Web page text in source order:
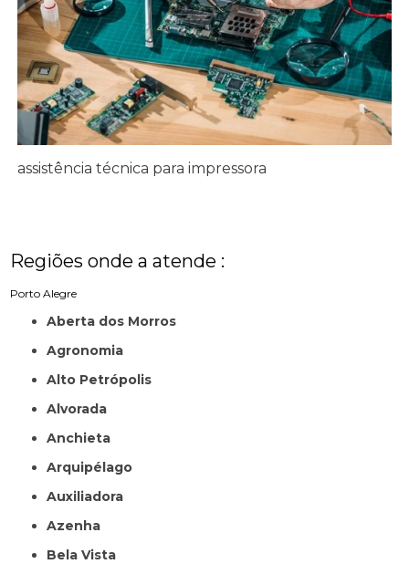
assistência técnica para impressora
Regiões onde a atende :
Porto Alegre
Aberta dos Morros
Agronomia
Alto Petrópolis
Alvorada
Anchieta
Arquipélago
Auxiliadora
Azenha
Bela Vista